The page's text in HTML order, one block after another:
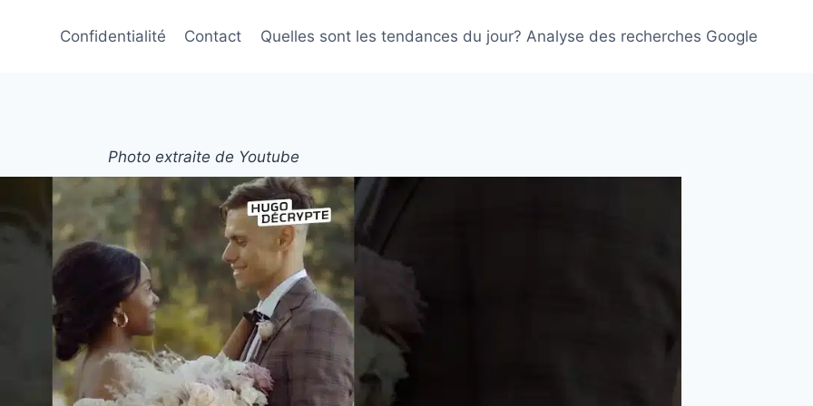
Confidentialité Contact Quelles sont les tendances du jour? Analyse des recherches Google
Photo extraite de Youtube